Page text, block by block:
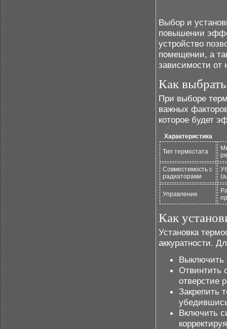
Выбор и
повышении
устройство
помещении, а
зависимости от
Как
При выборе
важных
которое будет
Характеристика
Тип термостата
Совместимость с
радиаторами
Управление
Как
Установка
аккуратности.
Выключить
Отвинтить
отверстие
Закрепить
Включить